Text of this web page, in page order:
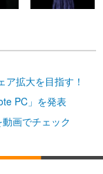
ック
ェア 疲れない テレ
度ロッキング機
ーミング/勉強/事
DualSense 充電
トブルー)
中型犬用 26枚入
拡大を目指す！
PC」を発表
画でチェック